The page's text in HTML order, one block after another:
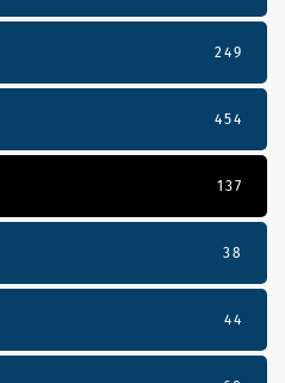
249
454
137
38
44